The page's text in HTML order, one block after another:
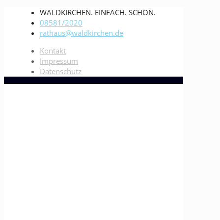
WALDKIRCHEN. EINFACH. SCHÖN.
08581/2020
rathaus@waldkirchen.de
Kontakt
Impressum
Datenschutz